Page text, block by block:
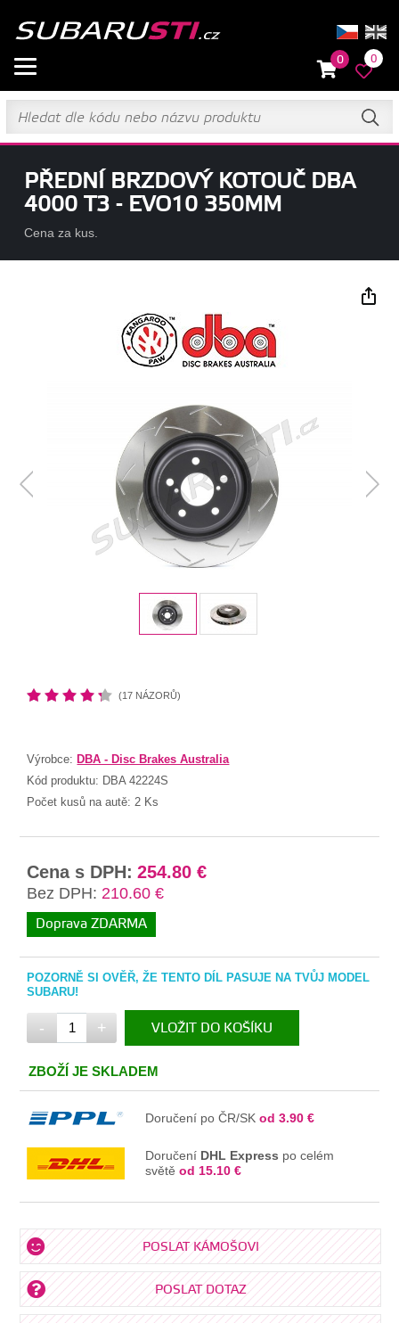
0 0
PŘEDNÍ BRZDOVÝ KOTOUČ DBA
4000 T3 - EVO10 350MM
Cena za kus.
(17 NÁZORŮ)
Výrobce: DBA - Disc Brakes Australia
Kód produktu: DBA 42224S
Počet kusů na autě: 2 Ks
Cena s DPH: 254.80 €
Bez DPH: 210.60 €
Doprava ZDARMA
POZORNĚ SI OVĚŘ, ŽE TENTO DÍL PASUJE NA TVŮJ MODEL
SUBARU!
- + VLOŽIT DO KOŠÍKU
ZBOŽÍ JE SKLADEM
Doručení po ČR/SKod 3.90 €
Doručení DHL Express po celém
světěod 15.10 €
POSLAT KÁMOŠOVI
POSLAT DOTAZ